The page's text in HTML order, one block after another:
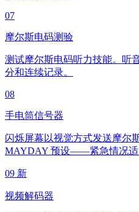
07
摩尔斯电码测验
测试摩尔斯电码听力技能。听
分和连续记录。
08
手电筒信号器
闪烁屏幕以视觉方式发送摩尔
MAYDAY 预设——紧急情况适
09 新
视频解码器